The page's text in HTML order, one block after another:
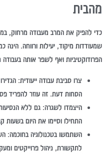
מהבית
כדי להפיק את המרב מעבודה מרחוק,
שמעודדות מיקוד, יעילות ורווחה.
הפרודוקטיביות ואף לשפר אותה בעבודה
צרו סביבת עבודה ייעודית:
הסחות דעת. זה עוזר להפריד
היצמדו לשגרה: גם ללא
התחילו וסיימו את היום
השתמשו בטכנולוגיה בחוכמה:
לתקשורת, ניהול פרוייקטים